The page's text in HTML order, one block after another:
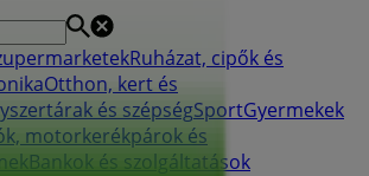
Ruházat, cipők és
Otthon, kert és
és szépségSportGyermekek
motorkerékpárok és
Bankok és szolgáltatások